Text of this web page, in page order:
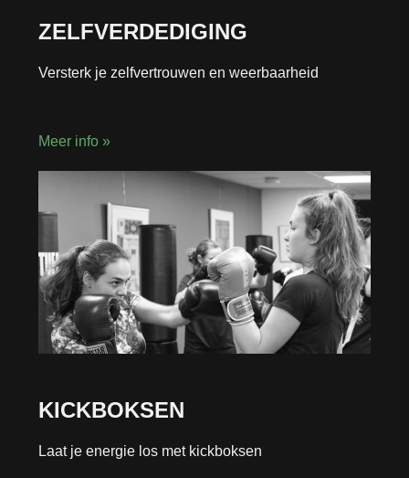
ZELFVERDEDIGING
Versterk je zelfvertrouwen en weerbaarheid
Meer info »
KICKBOKSEN
Laat je energie los met kickboksen